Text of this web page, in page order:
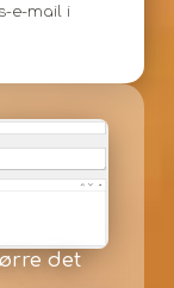
e-mail i
det